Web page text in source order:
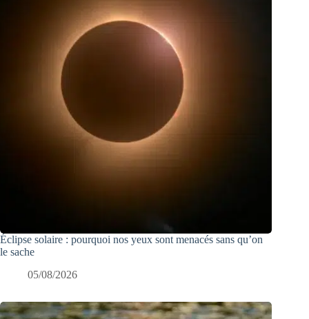
Éclipse solaire : pourquoi nos yeux sont menacés sans qu’on
le sache
05/08/2026